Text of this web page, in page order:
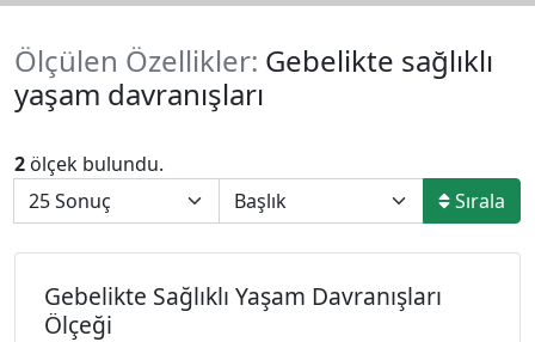
Ölçülen Özellikler: Gebelikte sağlıklı
yaşam davranışları
2 ölçek bulundu.
Sırala
Gebelikte Sağlıklı Yaşam Davranışları
Ölçeği